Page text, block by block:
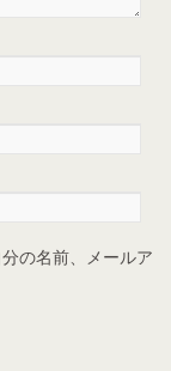
の名前、メールア